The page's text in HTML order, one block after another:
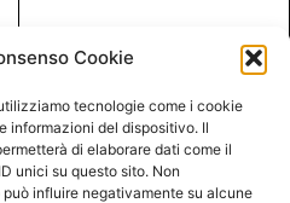
Cookie
tecnologie come i cookie
informazioni del dispositivo. Il
di elaborare dati come il
unici su questo sito. Non
influire negativamente su alcune